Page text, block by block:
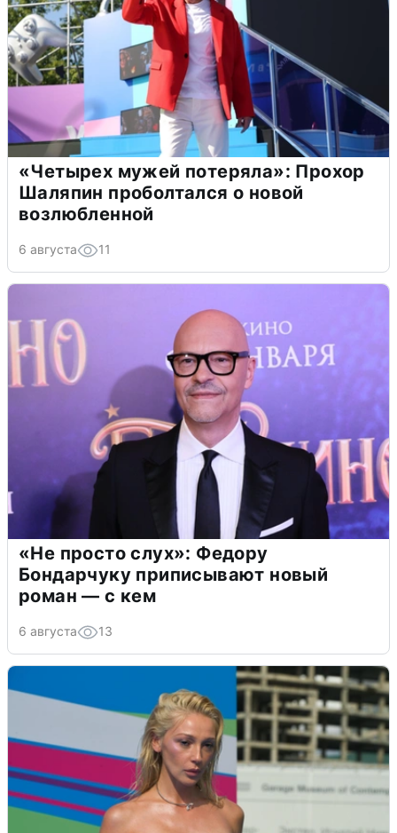
«Четырех мужей потеряла»: Прохор
Шаляпин проболтался о новой
возлюбленной
6 августа 11
«Не просто слух»: Федору
Бондарчуку приписывают новый
роман — с кем
6 августа 13